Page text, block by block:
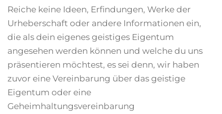
Reiche keine Ideen, Erfindungen, Werke der
Urheberschaft oder andere Informationen ein,
die als dein eigenes geistiges Eigentum
angesehen werden können und welche du uns
präsentieren möchtest, es sei denn, wir haben
zuvor eine Vereinbarung über das geistige
Eigentum oder eine
Geheimhaltungsvereinbarung